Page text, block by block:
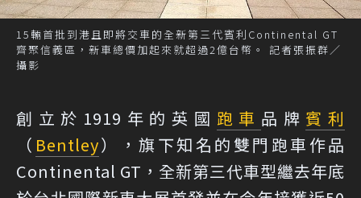
15輛首批到港且即將交車的全新第三代賓利Continental GT
齊聚信義區，新車總價加起來就超過2億台幣。 記者張振群／
攝影
創立於1919年的英國 跑車 品牌 賓利
（ Bentley），旗下知名的雙門跑車作品
Continental GT，全新第三代車型繼去年底